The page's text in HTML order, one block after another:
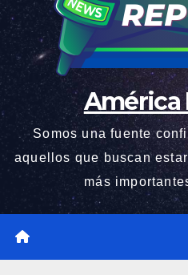
América
Somos una fuente
aquellos que buscan
más